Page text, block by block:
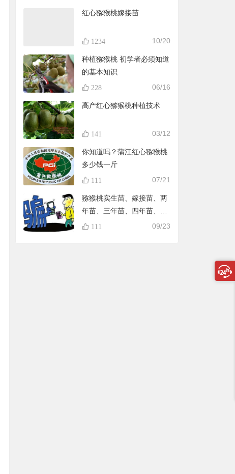
红心猕猴桃嫁接苗
1234 10/20
种植猕猴桃 初学者必须知道
的基本知识
228 06/16
高产红心猕猴桃种植技术
141 03/12
你知道吗？蒲江红心猕猴桃
多少钱一斤
111 07/21
猕猴桃实生苗、嫁接苗、两
年苗、三年苗、四年苗、五
年苗，教大家怎样避免在淘
111 09/23